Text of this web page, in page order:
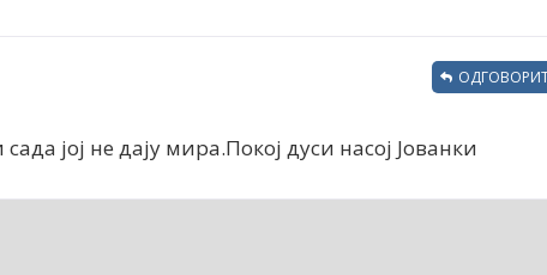
јој не дају мира.Покој дуси насој Јованки